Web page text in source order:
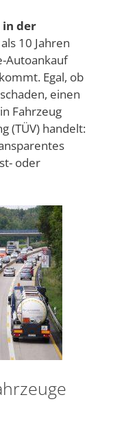
in der
10 Jahren
Autoankauf
Egal, ob
einen
Fahrzeug
(TÜV) handelt:
oder